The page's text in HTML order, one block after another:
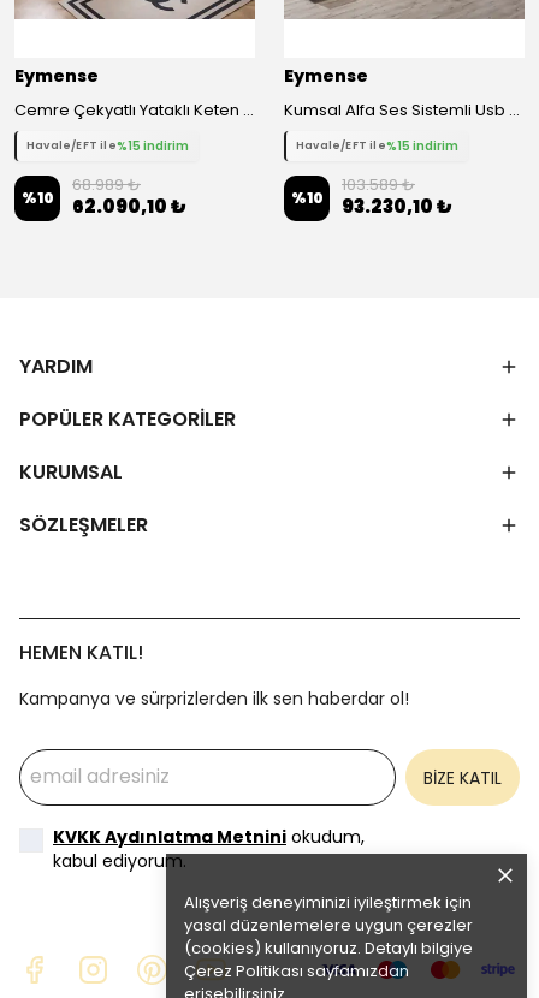
Alışveriş deneyiminizi iyileştirmek için
yasal düzenlemelere uygun çerezler
(cookies) kullanıyoruz. Detaylı bilgiye
Çerez Politikası sayfamızdan
Eymense
Cemre Çekyatlı Yataklı Keten Sağ Köşe Koltuk Takımı
Havale/EFT ile%15 indirim
%10
68.989 ₺
62.090,10 ₺
Eymense
Kumsal Alfa Ses Sistemli Usb Girişli Kablosuz Şarjlı Ofis Takımı
Havale/EFT ile%15 indirim
%10
103.589 ₺
93.230,10 ₺
YARDIM
POPÜLER KATEGORİLER
KURUMSAL
SÖZLEŞMELER
HEMEN KATIL!
Kampanya ve sürprizlerden ilk sen haberdar ol!
BİZE KATIL
KVKK Aydınlatma Metnini okudum,
kabul ediyorum.